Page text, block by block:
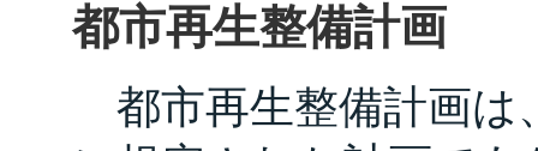
都市再生整備計画
都市再生整備計画は